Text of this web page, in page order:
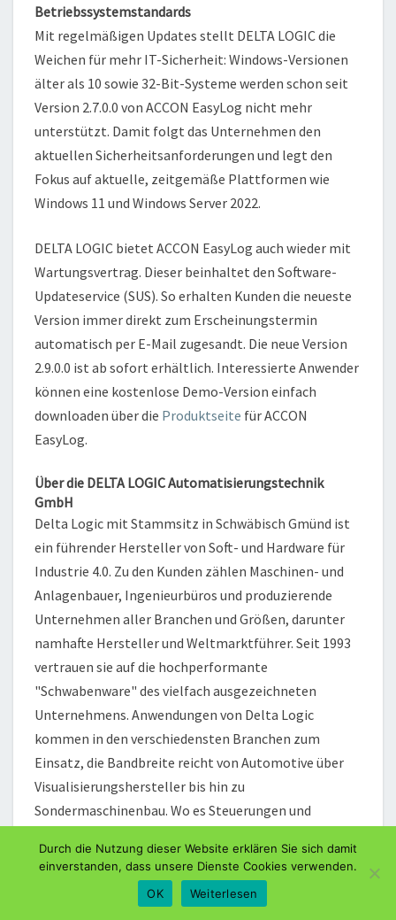
Betriebssystemstandards
Mit regelmäßigen Updates stellt DELTA LOGIC die
Weichen für mehr IT-Sicherheit: Windows-Versionen
älter als 10 sowie 32-Bit-Systeme werden schon seit
Version 2.7.0.0 von ACCON EasyLog nicht mehr
unterstützt. Damit folgt das Unternehmen den
aktuellen Sicherheitsanforderungen und legt den
Fokus auf aktuelle, zeitgemäße Plattformen wie
Windows 11 und Windows Server 2022.
DELTA LOGIC bietet ACCON EasyLog auch wieder mit
Wartungsvertrag. Dieser beinhaltet den Software-
Updateservice (SUS). So erhalten Kunden die neueste
Version immer direkt zum Erscheinungstermin
automatisch per E-Mail zugesandt. Die neue Version
2.9.0.0 ist ab sofort erhältlich. Interessierte Anwender
können eine kostenlose Demo-Version einfach
downloaden über die Produktseite für ACCON
EasyLog.
Über die DELTA LOGIC Automatisierungstechnik
GmbH
Delta Logic mit Stammsitz in Schwäbisch Gmünd ist
ein führender Hersteller von Soft- und Hardware für
Industrie 4.0. Zu den Kunden zählen Maschinen- und
Anlagenbauer, Ingenieurbüros und produzierende
Unternehmen aller Branchen und Größen, darunter
namhafte Hersteller und Weltmarktführer. Seit 1993
vertrauen sie auf die hochperformante
"Schwabenware" des vielfach ausgezeichneten
Unternehmens. Anwendungen von Delta Logic
kommen in den verschiedensten Branchen zum
Einsatz, die Bandbreite reicht von Automotive über
Visualisierungshersteller bis hin zu
Sondermaschinenbau. Wo es Steuerungen und
Fällen auch Know-how von Delta Logic im Einsatz.
Höchste Expertise besitzt das eigentümergeführte
Familienunternehmen im Umfeld von Siemens-
Durch die Nutzung dieser Website erklären Sie sich damit
einverstanden, dass unsere Dienste Cookies verwenden.
OK
Weiterlesen